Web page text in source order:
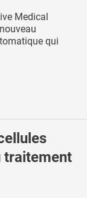
Medical
qui
traitement